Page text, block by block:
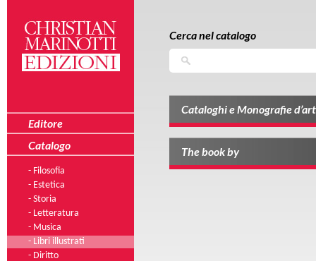
Cerca nel catalogo
Cerca
Cataloghi e Monografie
The book by
Editore
Catalogo
- Filosofia
- Estetica
- Storia
- Letteratura
- Musica
- Libri illustrati
- Diritto